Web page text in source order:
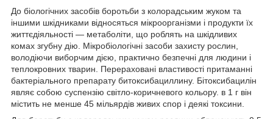
До біологічних засобів боротьби з колорадським жуком та
іншими шкідниками відносяться мікроорганізми і продукти їх
життєдіяльності — метаболіти, що роблять на шкідливих
комах згубну дію. Мікробіологічні засоби захисту рослин,
володіючи виборчим дією, практично безпечні для людини і
теплокровних тварин. Перераховані властивості притаманні
бактеріального препарату битоксибациллину. Бітоксибацилін
являє собою суспензію світло-коричневого кольору. в 1 г він
містить не менше 45 мільярдів живих спор і деякі токсини.